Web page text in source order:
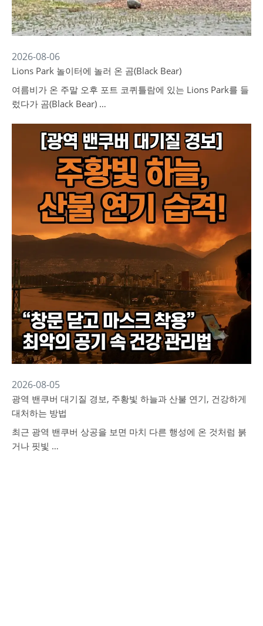
2026-08-06
Lions Park 놀이터에 놀러 온 곰(Black Bear)
여름비가 온 주말 오후 포트 코퀴틀람에 있는 Lions Park를 들
렀다가 곰(Black Bear) …
2026-08-05
광역 밴쿠버 대기질 경보, 주황빛 하늘과 산불 연기, 건강하게
대처하는 방법
최근 광역 밴쿠버 상공을 보면 마치 다른 행성에 온 것처럼 붉
거나 핏빛 …